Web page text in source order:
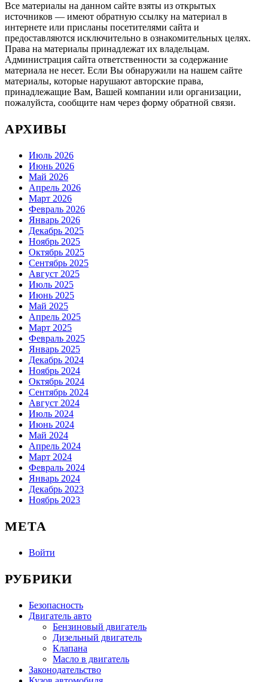
Все материалы на данном сайте взяты из открытых
источников — имеют обратную ссылку на материал в
интернете или присланы посетителями сайта и
предоставляются исключительно в ознакомительных целях.
Права на материалы принадлежат их владельцам.
Администрация сайта ответственности за содержание
материала не несет. Если Вы обнаружили на нашем сайте
материалы, которые нарушают авторские права,
принадлежащие Вам, Вашей компании или организации,
пожалуйста, сообщите нам через форму обратной связи.
АРХИВЫ
Июль 2026
Июнь 2026
Май 2026
Апрель 2026
Март 2026
Февраль 2026
Январь 2026
Декабрь 2025
Ноябрь 2025
Октябрь 2025
Сентябрь 2025
Август 2025
Июль 2025
Июнь 2025
Май 2025
Апрель 2025
Март 2025
Февраль 2025
Январь 2025
Декабрь 2024
Ноябрь 2024
Октябрь 2024
Сентябрь 2024
Август 2024
Июль 2024
Июнь 2024
Май 2024
Апрель 2024
Март 2024
Февраль 2024
Январь 2024
Декабрь 2023
Ноябрь 2023
МЕТА
Войти
РУБРИКИ
Безопасность
Двигатель авто
Бензиновый двигатель
Дизельный двигатель
Клапана
Масло в двигатель
Законодательство